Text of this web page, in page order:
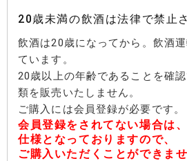
20歳未満の飲酒は法律で禁止
飲酒は20歳になってから。飲酒
ています。
20歳以上の年齢であることを確
類を販売いたしません。
ご購入には会員登録が必要です。
会員登録をされてない場合は
仕様となっておりますので、
ご購入いただくことができませ